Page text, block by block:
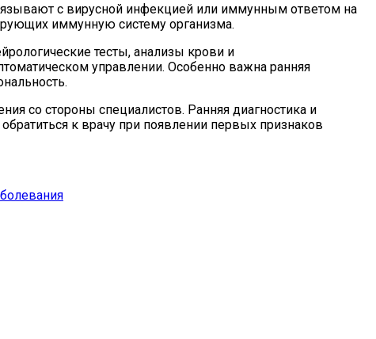
с вирусной инфекцией или иммунным ответом на
иммунную систему организма.
тесты, анализы крови и
управлении. Особенно важна ранняя
со стороны специалистов. Ранняя диагностика и
к врачу при появлении первых признаков